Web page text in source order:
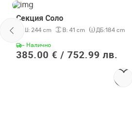
Секция Соло
Ш: 244 cm В: 41 cm ДБ:184 cm
- Налично
385.00 € / 752.99 лв.